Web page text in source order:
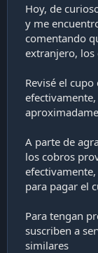
Hoy, de
y me
comentando
extranjero, los
Revisé el
A parte de
los cobros
para pagar el
Para tengan
suscriben a
similares